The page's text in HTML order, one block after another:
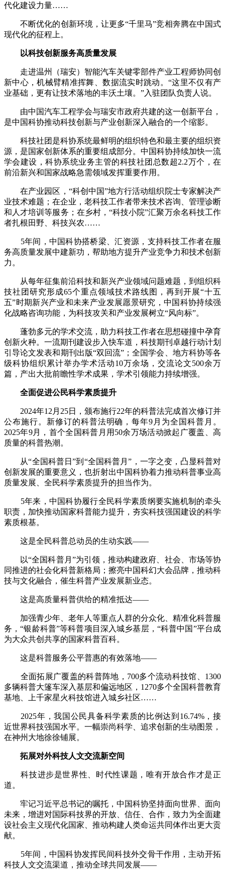
代化建设力量……
不断优化的创新环境，让更多“千里马”竞相奔腾在中国式
现代化的征程上。
以科技创新服务高质量发展
走进温州（瑞安）智能汽车关键零部件产业工程师协同创
新中心，机械臂精准挥舞、数据流实时跳动。“这里不仅有产
业基础，更有让技术落地的丰沃土壤。”入驻团队负责人说。
由中国汽车工程学会与瑞安市政府共建的这一创新平台，
是中国科协推动科技创新与产业创新深入融合的一个缩影。
科技社团是科协系统最鲜明的组织特色和最主要的组织资
源，是国家创新体系的重要组成部分。中国科协持续加快一流
学会建设，科协系统业务主管的科技社团总数超2.2万个，在
前沿新兴和国家战略急需领域发挥重要作用。
在产业园区，“科创中国”地方行活动组织院士专家解决产
业技术难题；在企业，老科技工作者带来技术咨询、管理诊断
和人才培训等服务；在乡村，“科技小院”汇聚万余名科技工作
者扎根田野、科技兴农……
5年间，中国科协搭桥梁、汇资源，支持科技工作者在服
务高质量发展中建新功，帮助地方提升产业竞争力和技术创新
力。
从每年征集前沿科技和新兴产业领域问题难题，到组织科
技社团研究形成65个重点领域技术路线图，再到开展“十五
五”时期新兴产业和未来产业发展愿景研究，中国科协持续强
化战略咨询功能，为科技攻关和产业发展树立“风向标”。
蓬勃多元的学术交流，助力科技工作者在思想碰撞中孕育
创新火种。一流期刊建设步入快车道，科技期刊卓越行动计划
引导论文发表和期刊出版“双回流”；全国学会、地方科协等各
级科协组织累计举办学术活动10万余场，交流论文500余万
篇，产出大批前瞻性学术成果，学术引领能力持续增强。
全面促进公民科学素质提升
2024年12月25日，颁布施行22年的科普法完成首次修订并
公布施行。新修订的科普法明确，每年9月为全国科普月。
2025年9月，首个全国科普月用50余万场活动掀起广覆盖、高
质量的科普热潮。
从“全国科普日”到“全国科普月”，一字之变，凸显科普对
创新发展的重要意义，也折射出中国科协着力推动科普事业高
质量发展、全民科学素质提升的担当作为。
5年来，中国科协履行全民科学素质纲要实施机制的牵头
职责，加快推动国家科普能力提升，夯实科技强国建设的科学
素质根基。
这是全民科普总动员的生动实践——
以“全国科普月”为引领，推动构建政府、社会、市场等协
同推进的社会化科普新格局；擦亮中国科幻大会品牌，推动科
技与文化融合，催生科普产业发展新业态。
这是高质量科普供给的精准抵达——
加强青少年、老年人等重点人群的分众化、精准化科普服
务，“银龄科普”等科普项目深入城乡基层，“科普中国”平台成
为大众共创共享的国家科普百科。
这是科普服务公平普惠的有效落地——
全面拓展广覆盖的科普阵地，700多个流动科技馆、1300
多辆科普大篷车深入基层和偏远地区，1270多个全国科普教育
基地、上千家星火科技馆进入城乡社区……
2025年，我国公民具备科学素质的比例达到16.74%，接
近世界科技强国水平。一幅崇尚科学、追求创新的生动图景，
在神州大地徐徐铺展。
拓展对外科技人文交流新空间
科技进步是世界性、时代性课题，唯有开放合作才是正
道。
牢记习近平总书记的嘱托，中国科协坚持面向世界、面向
未来，增进对国际科技界的开放、信任、合作，致力为全面建
设社会主义现代化国家、推动构建人类命运共同体作出更大贡
献。
5年间，中国科协发挥民间科技外交骨干作用，主动开拓
科技人文交流渠道，推动全球共同发展——